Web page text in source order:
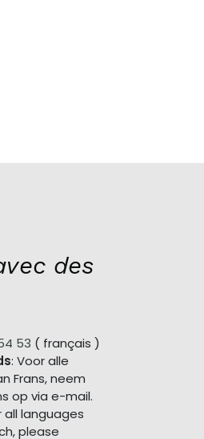
des
53 ( français )
: Voor alle
Frans, neem
op via e-mail.
all languages
please